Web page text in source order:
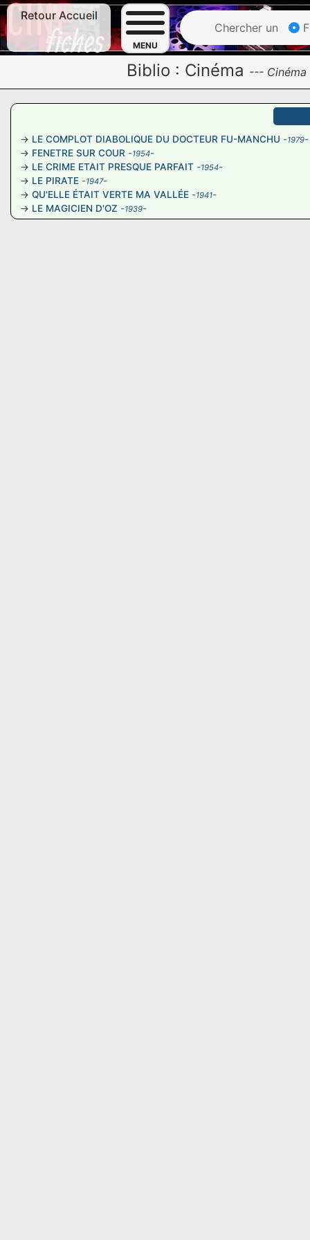
Retour Accueil
MENU
Chercher un
Biblio : Cinéma --- Cinéma
LE COMPLOT DIABOLIQUE DU DOCTEUR FU-MANCHU -1979-
FENETRE SUR COUR -1954-
LE CRIME ETAIT PRESQUE PARFAIT -1954-
LE PIRATE -1947-
QU'ELLE ÉTAIT VERTE MA VALLÉE -1941-
LE MAGICIEN D'OZ -1939-